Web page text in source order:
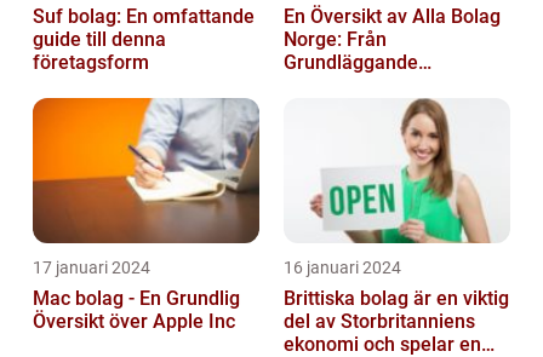
Suf bolag: En omfattande
guide till denna
företagsform
En Översikt av Alla Bolag
Norge: Från
Grundläggande
Kvantitativa Mätningar
17 januari 2024
Mac bolag - En Grundlig
Översikt över Apple Inc
16 januari 2024
Brittiska bolag är en viktig
del av Storbritanniens
ekonomi och spelar en